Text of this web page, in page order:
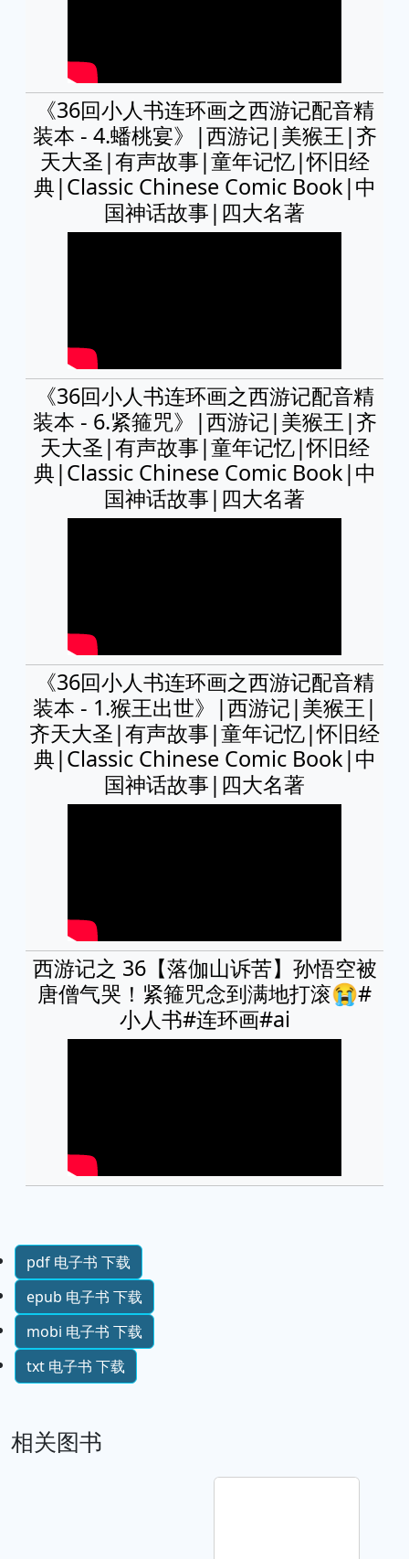
《36回小人书连环画之西游记配音精
装本 - 4.蟠桃宴》|西游记|美猴王|齐
天大圣|有声故事|童年记忆|怀旧经
典|Classic Chinese Comic Book|中
国神话故事|四大名著
《36回小人书连环画之西游记配音精
装本 - 6.紧箍咒》|西游记|美猴王|齐
天大圣|有声故事|童年记忆|怀旧经
典|Classic Chinese Comic Book|中
国神话故事|四大名著
《36回小人书连环画之西游记配音精
装本 - 1.猴王出世》|西游记|美猴王|
齐天大圣|有声故事|童年记忆|怀旧经
典|Classic Chinese Comic Book|中
国神话故事|四大名著
西游记之 36【落伽山诉苦】孙悟空被
唐僧气哭！紧箍咒念到满地打滚😭#
小人书#连环画#ai
pdf 电子书 下载
epub 电子书 下载
mobi 电子书 下载
txt 电子书 下载
相关图书